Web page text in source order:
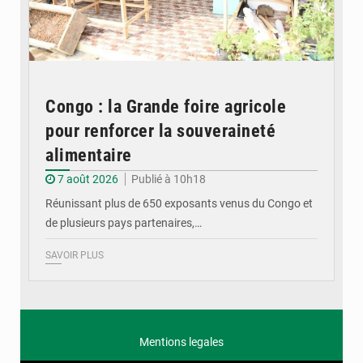
Congo : la Grande foire agricole
pour renforcer la souveraineté
alimentaire
7 août 2026
Publié à 10h18
Réunissant plus de 650 exposants venus du Congo et
de plusieurs pays partenaires,…
SAVOIR PLUS
Mentions legales